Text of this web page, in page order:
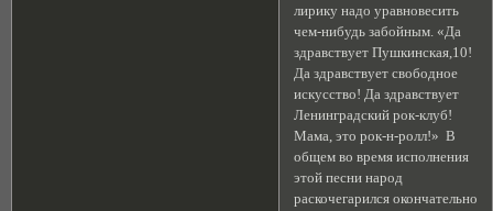
лирику надо уравновесить
чем-нибудь забойным. «Да
здравствует Пушкинская,10!
Да здравствует свободное
искусство! Да здравствует
Ленинградский рок-клуб!
Мама, это рок-н-ролл!» В
общем во время исполнения
этой песни народ
раскочегарился окончательно